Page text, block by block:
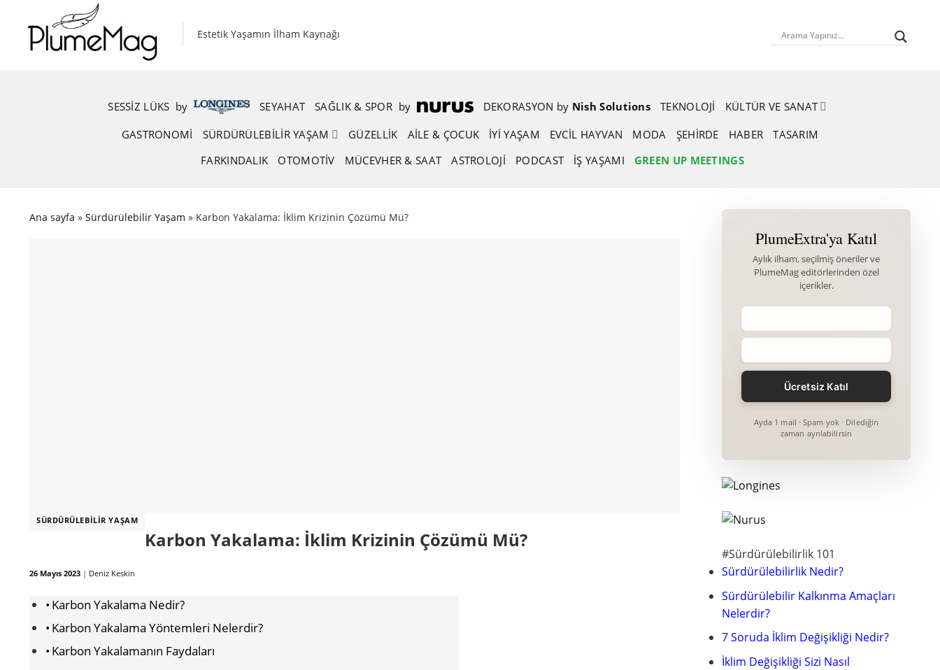
content
Estetik Yaşamın İlham Kaynağı
SESSIZ LÜKS by SEYAHAT SAĞLIK & SPOR by DEKORASYON by Nish Solutions TEKNOLOJI
KÜLTÜR VE SANAT
GASTRONOMI
SÜRDÜRÜLEBILIR YAŞAM GÜZELLIK AİLE & ÇOCUK İYİ YAŞAM EVCIL HAYVAN MODA ŞEHIRDE HABER
TASARIM
FARKINDALIK
OTOMOTIV MÜCEVHER & SAAT ASTROLOJI PODCAST İŞ YAŞAMI GREEN UP MEETINGS
Ana sayfa » Sürdürülebilir Yaşam » Karbon Yakalama: İklim Krizinin Çözümü Mü?
SÜRDÜRÜLEBILIR YAŞAM
Karbon Yakalama: İklim Krizinin Çözümü Mü?
26 Mayıs 2023 | Deniz Keskin
Karbon Yakalama Nedir?
Karbon Yakalama Yöntemleri Nelerdir?
Karbon Yakalamanın Faydaları
PlumeExtra'ya Katıl
Aylık ilham, seçilmiş öneriler ve
PlumeMag editörlerinden özel
içerikler.
Ayda 1 mail · Spam yok · Dilediğin
zaman ayrılabilirsin
#Sürdürülebilirlik 101
Sürdürülebilirlik Nedir?
Sürdürülebilir Kalkınma Amaçları
Nelerdir?
7 Soruda İklim Değişikliği Nedir?
İklim Değişikliği Sizi Nasıl